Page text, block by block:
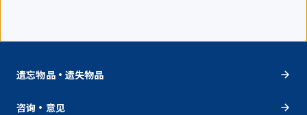
遗忘物品・遗失物品
咨询・意见